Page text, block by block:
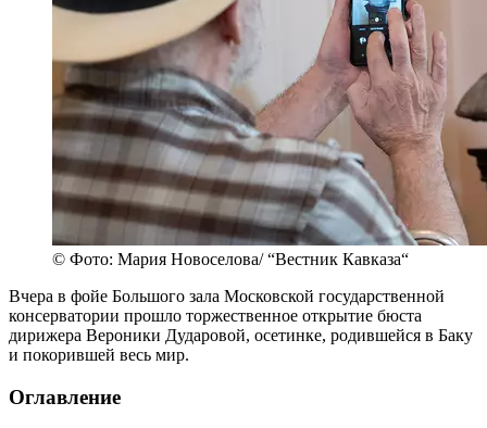
© Фото: Мария Новоселова/ “Вестник Кавказа“
Вчера в фойе Большого зала Московской государственной
консерватории прошло торжественное открытие бюста
дирижера Вероники Дударовой, осетинке, родившейся в Баку
и покорившей весь мир.
Оглавление